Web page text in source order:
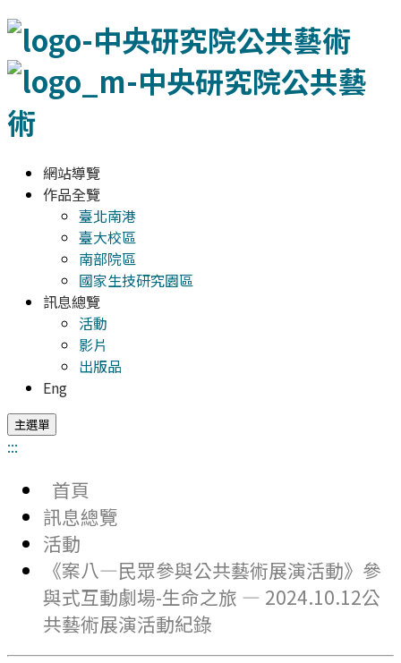
網站導覽
作品全覽
臺北南港
臺大校區
南部院區
國家生技研究園區
訊息總覽
活動
影片
出版品
Eng
主選單
:::
首頁
訊息總覽
活動
《案八—民眾參與公共藝術展演活動》參
與式互動劇場-生命之旅 — 2024.10.12公
共藝術展演活動紀錄